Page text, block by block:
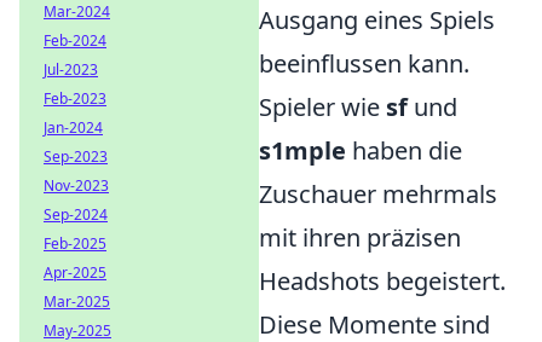
Ausgang eines Spiels
beeinflussen kann.
Spieler wie sfund
s1mple haben die
Zuschauer mehrmals
mit ihren präzisen
Headshots begeistert.
Diese Momente sind
Mar-2024
Feb-2024
Jul-2023
Feb-2023
Jan-2024
Sep-2023
Nov-2023
Sep-2024
Feb-2025
Apr-2025
Mar-2025
May-2025